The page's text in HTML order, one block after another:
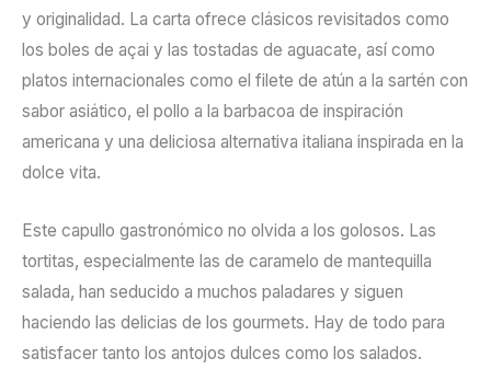
y originalidad. La carta ofrece clásicos revisitados como
los boles de açai y las tostadas de aguacate, así como
platos internacionales como el filete de atún a la sartén con
sabor asiático, el pollo a la barbacoa de inspiración
americana y una deliciosa alternativa italiana inspirada en la
dolce vita.
Este capullo gastronómico no olvida a los golosos. Las
tortitas, especialmente las de caramelo de mantequilla
salada, han seducido a muchos paladares y siguen
haciendo las delicias de los gourmets. Hay de todo para
satisfacer tanto los antojos dulces como los salados.